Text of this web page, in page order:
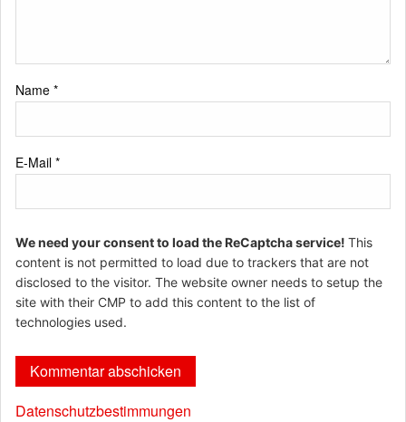
Name *
E-Mail *
We need your consent to load the ReCaptcha service! This
content is not permitted to load due to trackers that are not
disclosed to the visitor. The website owner needs to setup the
site with their CMP to add this content to the list of
technologies used.
Datenschutzbestimmungen